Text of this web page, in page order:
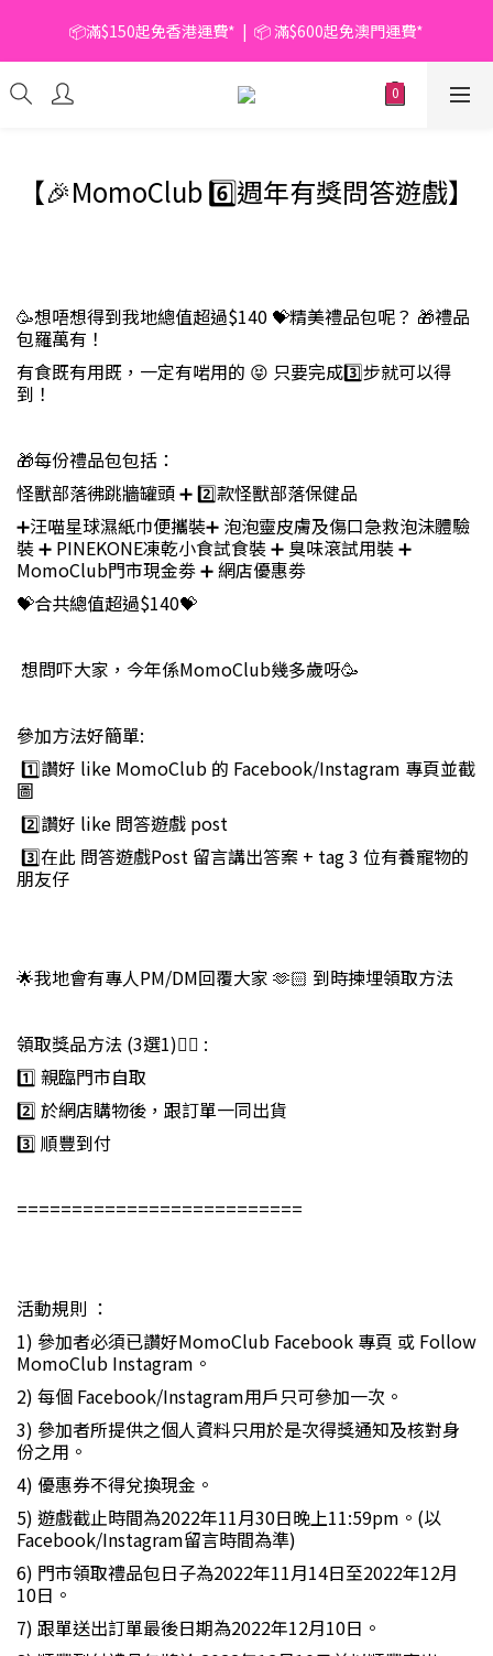
📦滿$150起免香港運費*  |  📦 滿$600起免澳門運費*
📦滿$150起免香港運費*  |  📦 滿$600起免澳門運費*
🥫 罐頭優惠 | 任選* 6件 即減 $6 |  任選* 24件 即減 $30 🥫 (按此了
解更多)
【🎉MomoClub 6️⃣週年有獎問答遊戲】
🥳想唔想得到我地總值超過$140 💝精美禮品包呢？ 🎁禮品
包羅萬有！
有食既有用既，一定有啱用的 😝 只要完成3️⃣步就可以得
到！
🎁每份禮品包包括：
怪獸部落彿跳牆罐頭 ➕ 2️⃣款怪獸部落保健品
➕汪喵星球濕紙巾便攜裝➕ 泡泡靈皮膚及傷口急救泡沬體驗
裝 ➕ PINEKONE凍乾小食試食裝 ➕ 臭味滾試用裝 ➕
MomoClub門市現金劵 ➕ 網店優惠劵
💝合共總值超過$140💝
⁉️ 想問吓大家，今年係MomoClub幾多歲呀⁉️🥳
參加方法好簡單:
1️⃣讚好 like MomoClub 的 Facebook/Instagram 專頁並截
圖
2️⃣讚好 like 問答遊戲 post
3️⃣在此 問答遊戲Post 留言講出答案 + tag 3 位有養寵物的
朋友仔
🌟我地會有專人PM/DM回覆大家 🫶🏻 到時揀埋領取方法
領取獎品方法 (3選1)👇🏻 :
1️⃣ 親臨門市自取
2️⃣ 於網店購物後，跟訂單一同出貨
3️⃣ 順豐到付
==========================
活動規則 ：
1) 參加者必須已讚好MomoClub Facebook 專頁 或 Follow
MomoClub Instagram。
2) 每個 Facebook/Instagram用戶只可參加一次。
3) 參加者所提供之個人資料只用於是次得獎通知及核對身
份之用。
4) 優惠券不得兌換現金。
5) 遊戲截止時間為2022年11月30日晚上11:59pm。(以
Facebook/Instagram留言時間為準)
6) 門市領取禮品包日子為2022年11月14日至2022年12月
10日。
7) 跟單送出訂單最後日期為2022年12月10日。